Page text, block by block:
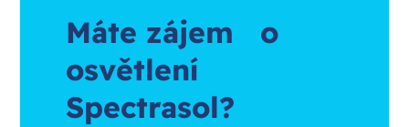
Máte zájem o
osvětlení
Spectrasol?